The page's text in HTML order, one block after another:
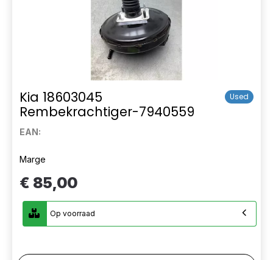
Kia 18603045
Rembekrachtiger-7940559
Used
EAN:
Marge
€ 85,00
Op voorraad